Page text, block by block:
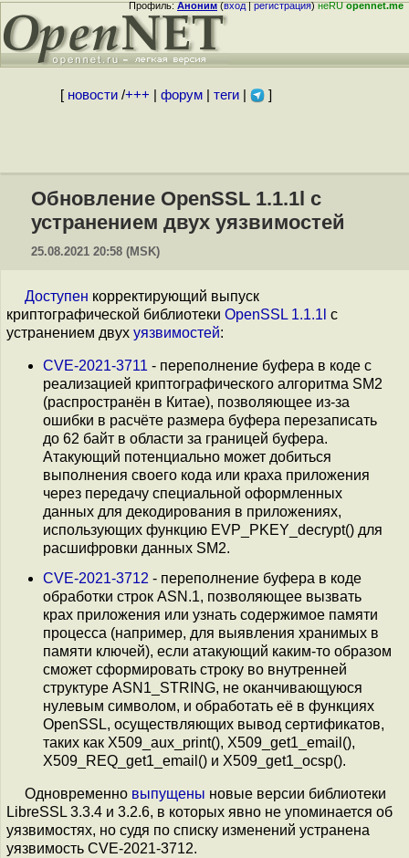
Профиль:Аноним(вход|регистрация)неRUopennet.me
[ новости/+++ форум| теги| ]
Обновление OpenSSL 1.1.1l с
устранением двух уязвимостей
25.08.2021 20:58 (MSK)
Доступен корректирующий выпуск
криптографической библиотеки OpenSSL 1.1.1l с
устранением двух уязвимостей:
CVE-2021-3711 - переполнение буфера в коде с
реализацией криптографического алгоритма SM2
(распространён в Китае), позволяющее из-за
ошибки в расчёте размера буфера перезаписать
до 62 байт в области за границей буфера.
Атакующий потенциально может добиться
выполнения своего кода или краха приложения
через передачу специальной оформленных
данных для декодирования в приложениях,
использующих функцию EVP_PKEY_decrypt() для
расшифровки данных SM2.
CVE-2021-3712 - переполнение буфера в коде
обработки строк ASN.1, позволяющее вызвать
крах приложения или узнать содержимое памяти
процесса (например, для выявления хранимых в
памяти ключей), если атакующий каким-то образом
сможет сформировать строку во внутренней
структуре ASN1_STRING, не оканчивающуюся
нулевым символом, и обработать её в функциях
OpenSSL, осуществляющих вывод сертификатов,
таких как X509_aux_print(), X509_get1_email(),
X509_REQ_get1_email() и X509_get1_ocsp().
Одновременно выпущены новые версии библиотеки
LibreSSL 3.3.4 и 3.2.6, в которых явно не упоминается об
уязвимостях, но судя по списку изменений устранена
уязвимость CVE-2021-3712.